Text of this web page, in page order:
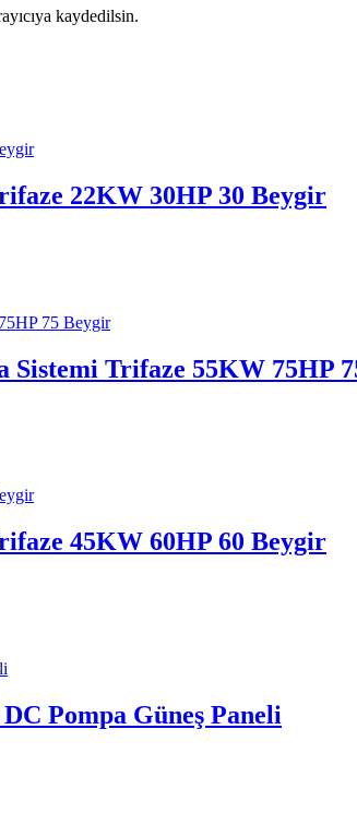
kaydedilsin.
22KW 30HP 30 Beygir
Sistemi Trifaze 55KW 75HP
45KW 60HP 60 Beygir
Pompa Güneş Paneli